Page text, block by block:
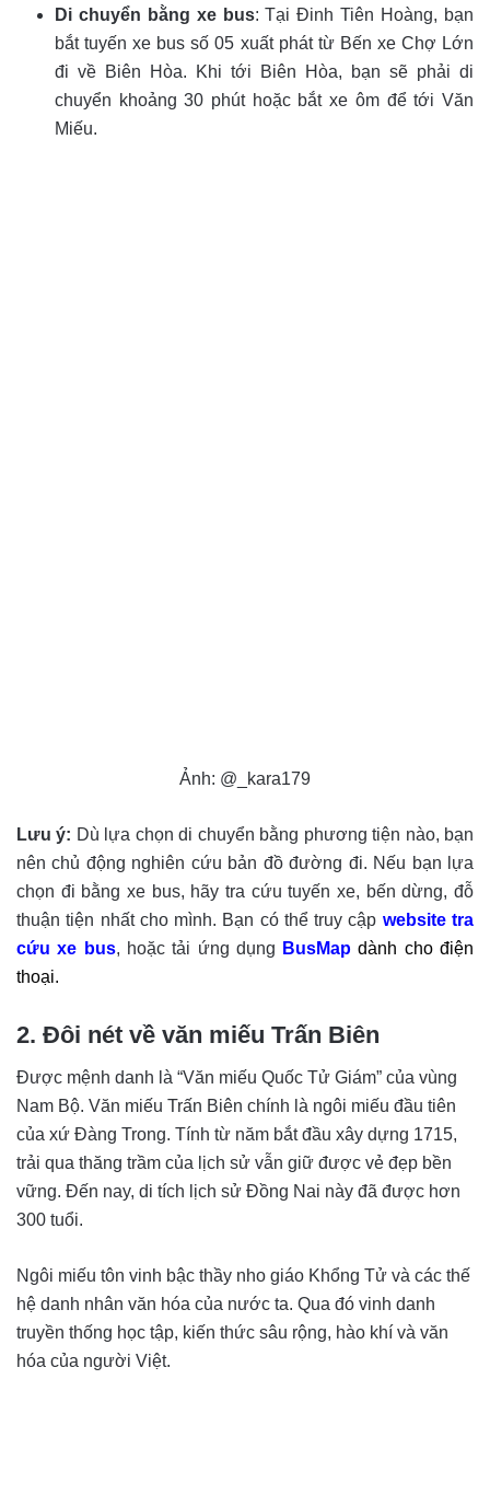
Di chuyển bằng xe bus: Tại Đinh Tiên Hoàng, bạn
bắt tuyến xe bus số 05 xuất phát từ Bến xe Chợ Lớn
đi về Biên Hòa. Khi tới Biên Hòa, bạn sẽ phải di
chuyển khoảng 30 phút hoặc bắt xe ôm để tới Văn
Miếu.
Ảnh: @_kara179
Lưu ý: Dù lựa chọn di chuyển bằng phương tiện nào, bạn
nên chủ động nghiên cứu bản đồ đường đi. Nếu bạn lựa
chọn đi bằng xe bus, hãy tra cứu tuyến xe, bến dừng, đỗ
thuận tiện nhất cho mình. Bạn có thể truy cập website tra
cứu xe bus, hoặc tải ứng dụng BusMap dành cho điện
thoại.
2. Đôi nét về văn miếu Trấn Biên
Được mệnh danh là “Văn miếu Quốc Tử Giám” của vùng
Nam Bộ. Văn miếu Trấn Biên chính là ngôi miếu đầu tiên
của xứ Đàng Trong. Tính từ năm bắt đầu xây dựng 1715,
trải qua thăng trầm của lịch sử vẫn giữ được vẻ đẹp bền
vững. Đến nay, di tích lịch sử Đồng Nai này đã được hơn
300 tuổi.
Ngôi miếu tôn vinh bậc thầy nho giáo Khổng Tử và các thế
hệ danh nhân văn hóa của nước ta. Qua đó vinh danh
truyền thống học tập, kiến thức sâu rộng, hào khí và văn
hóa của người Việt.